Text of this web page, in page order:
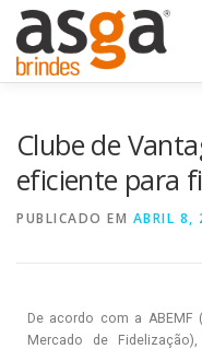
Clube de
eficiente para
PUBLICADO EM ABRIL 8,
De acordo com a ABEMF
Mercado de